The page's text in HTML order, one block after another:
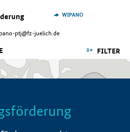
ptj@fz-juelich.de
WIPANO
FILTER